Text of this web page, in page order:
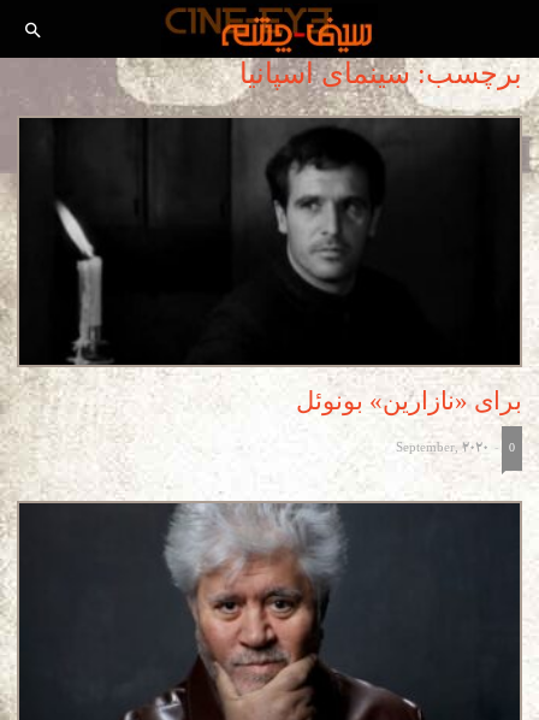
برچسب: سینمای اسپانیا
برای «نازارین» بونوئل
-
September, 2020 0